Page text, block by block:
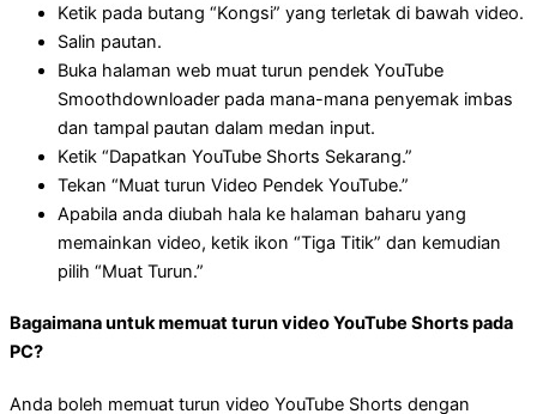
Ketik pada butang “Kongsi” yang terletak di bawah video.
Salin pautan.
Buka halaman web muat turun pendek YouTube
Smoothdownloader pada mana-mana penyemak imbas
dan tampal pautan dalam medan input.
Ketik “Dapatkan YouTube Shorts Sekarang.”
Tekan “Muat turun Video Pendek YouTube.”
Apabila anda diubah hala ke halaman baharu yang
memainkan video, ketik ikon “Tiga Titik” dan kemudian
pilih “Muat Turun.”
Bagaimana untuk memuat turun video YouTube Shorts pada
PC?
Anda boleh memuat turun video YouTube Shorts dengan